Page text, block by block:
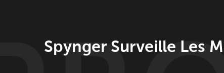
Spynger Surveille Les